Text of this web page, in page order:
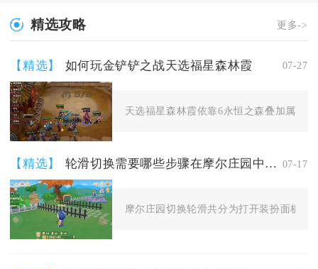
精选攻略 更多->
【精选】 如何玩金铲铲之战天选福星森林霞 07-27
天选福星森林霞依靠6永恒之森叠加属性
【精选】 轮滑切换需要哪些步骤在摩尔庄园中完成 07-17
摩尔庄园切换轮滑共分为打开装扮面板、